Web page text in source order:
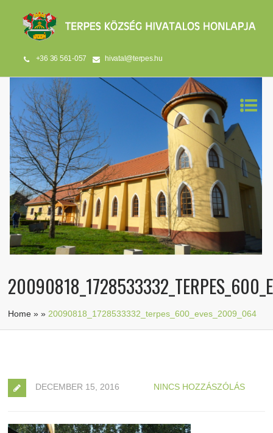
+36 36 561-057 hivatal@terpes.hu
Home »» 20090818_1728533332_terpes_600_eves_2009_064
DECEMBER 15, 2016 NINCS HOZZÁSZÓLÁS